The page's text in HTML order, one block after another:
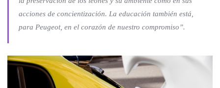
acciones de concientización. La educación también está,
para Peugeot, en el corazón de nuestro compromiso”.